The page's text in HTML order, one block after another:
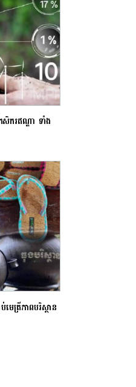
សិករឥណ្ឌា ទាំង
មេត្រីភាពបរិស្ថាន